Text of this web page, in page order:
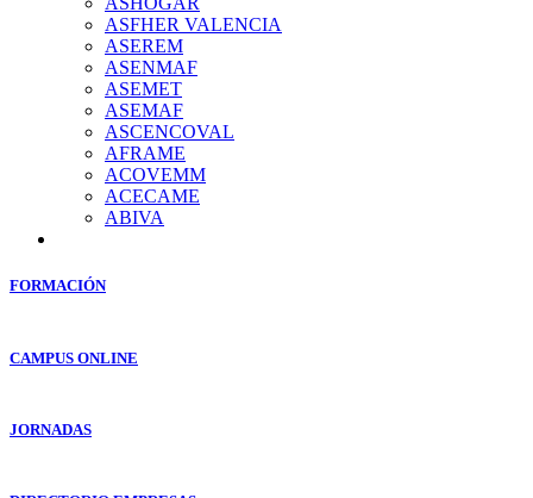
ASFHER VALENCIA
ASEREM
ASENMAF
ASEMET
ASEMAF
ASCENCOVAL
AFRAME
ACOVEMM
ACECAME
ABIVA
FORMACIÓN
CAMPUS ONLINE
JORNADAS